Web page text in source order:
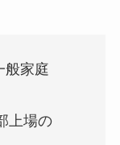
般家庭
上場の